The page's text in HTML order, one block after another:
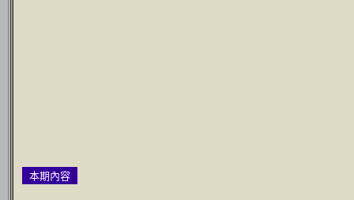
本期內容